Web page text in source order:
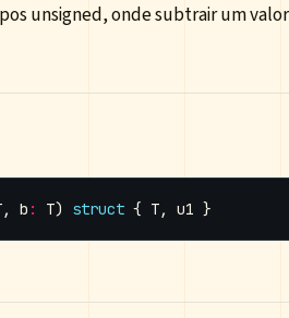
unsigned, onde subtrair um
, b : T) struct { T, u1 }